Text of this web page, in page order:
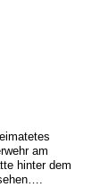
am
hinter dem